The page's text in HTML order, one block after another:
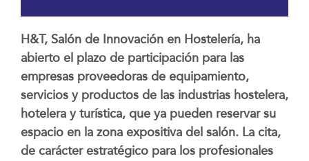
H&T, Salón de Innovación en Hostelería, ha
abierto el plazo de participación para las
empresas proveedoras de equipamiento,
servicios y productos de las industrias hostelera,
hotelera y turística, que ya pueden reservar su
espacio en la zona expositiva del salón. La cita,
de carácter estratégico para los profesionales